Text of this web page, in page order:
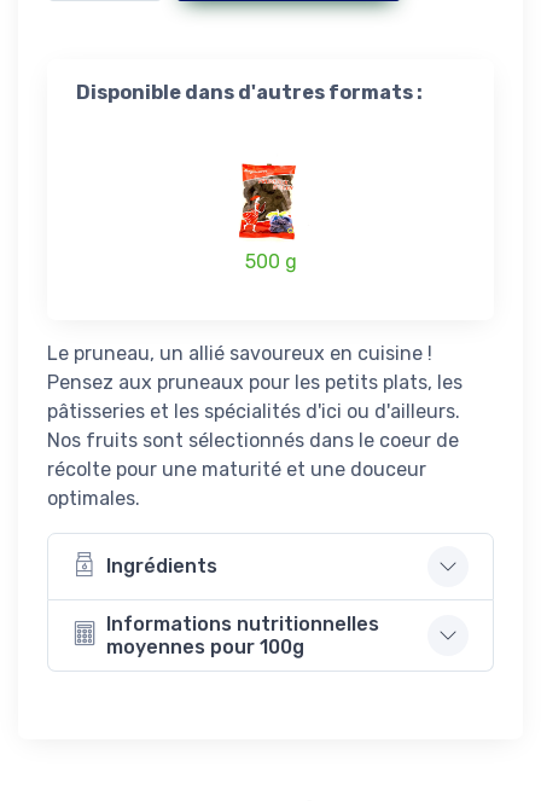
Disponible dans d'autres formats :
500 g
Le pruneau, un allié savoureux en cuisine !
Pensez aux pruneaux pour les petits plats, les
pâtisseries et les spécialités d'ici ou d'ailleurs.
Nos fruits sont sélectionnés dans le coeur de
récolte pour une maturité et une douceur
optimales.
Ingrédients
Informations nutritionnelles
moyennes pour 100g